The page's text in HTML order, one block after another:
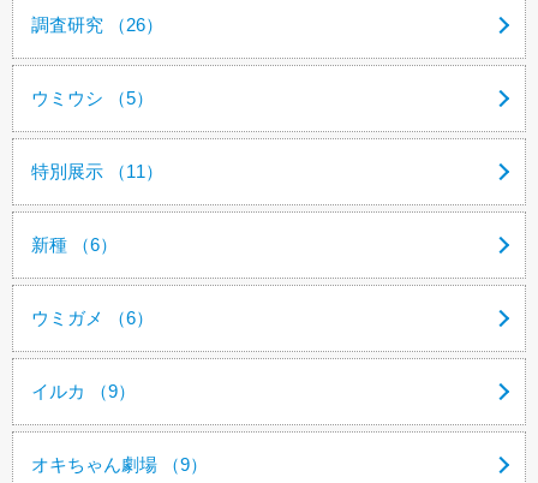
調査研究 （26）
ウミウシ （5）
特別展示 （11）
新種 （6）
ウミガメ （6）
イルカ （9）
オキちゃん劇場 （9）